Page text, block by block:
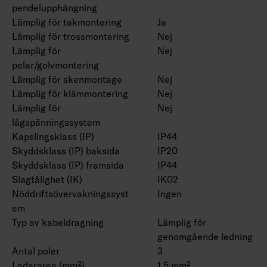
pendelupphängning
Lämplig för takmontering
Ja
Lämplig för trossmontering
Nej
Lämplig för
pelar/golvmontering
Nej
Lämplig för skenmontage
Nej
Lämplig för klämmontering
Nej
Lämplig för
lågspänningssystem
Nej
Kapslingsklass (IP)
IP44
Skyddsklass (IP) baksida
IP20
Skyddsklass (IP) framsida
IP44
Slagtålighet (IK)
IK02
Nöddriftsövervakningssyst
em
Ingen
Typ av kabeldragning
Lämplig för
genomgående ledning
Antal poler
3